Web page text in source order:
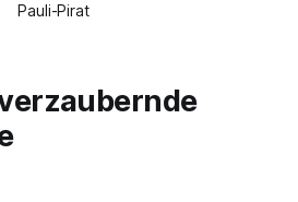
Pauli-Pirat